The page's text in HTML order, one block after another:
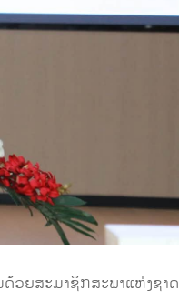
ວຍສະມາຊິກສະພາແຫ່ງຊາດ